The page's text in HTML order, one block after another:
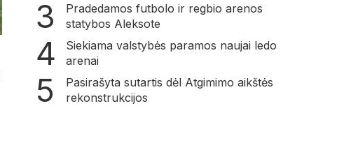
Pradedamos futbolo ir regbio arenos
statybos Aleksote
Siekiama valstybės paramos naujai ledo
arenai
Pasirašyta sutartis dėl Atgimimo aikštės
rekonstrukcijos